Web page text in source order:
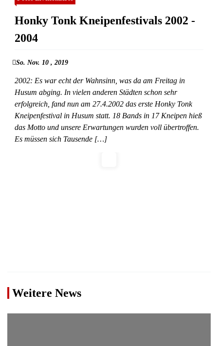
Honky Tonk Kneipenfestivals 2002 -
2004
So. Nov. 10 , 2019
2002: Es war echt der Wahnsinn, was da am Freitag in
Husum abging. In vielen anderen Städten schon sehr
erfolgreich, fand nun am 27.4.2002 das erste Honky Tonk
Kneipenfestival in Husum statt. 18 Bands in 17 Kneipen hieß
das Motto und unsere Erwartungen wurden voll übertroffen.
Es müssen sich Tausende […]
Weitere News